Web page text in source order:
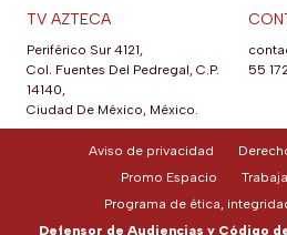
TV AZTECA
Periférico Sur 4121,
Col. Fuentes Del Pedregal, C.P.
14140,
Ciudad De México, México.
55
Aviso de privacidad
Promo Espacio
Programa de ética,
Defensor de Audiencias y Código